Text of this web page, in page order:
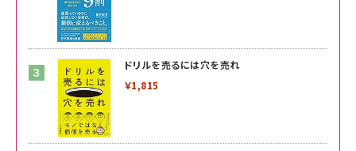
ドリルを売るには穴を売れ
￥1,815